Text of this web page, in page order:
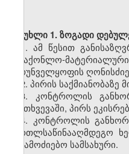
მუხლი 1. ზოგადი
1.ამ წესით
სასაქონლო-მატერიალური
უზრუნველყოფის
2. პირის საქმიანობაზე
3. კონტროლის
შემთხვევაში, პირს
4. კონტროლის
მართლსაწინააღმდეგო
საგამოძიებო სამსახური.